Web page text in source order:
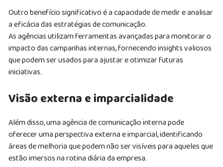
Outro benefício significativo é a capacidade de medir e analisar
a eficácia das estratégias de comunicação.
As agências utilizam ferramentas avançadas para monitorar o
impacto das campanhas internas, fornecendo insights valiosos
que podem ser usados para ajustar e otimizar futuras
iniciativas.
Visão externa e imparcialidade
Além disso, uma agência de comunicação interna pode
oferecer uma perspectiva externa e imparcial, identificando
áreas de melhoria que podem não ser visíveis para aqueles que
estão imersos na rotina diária da empresa.